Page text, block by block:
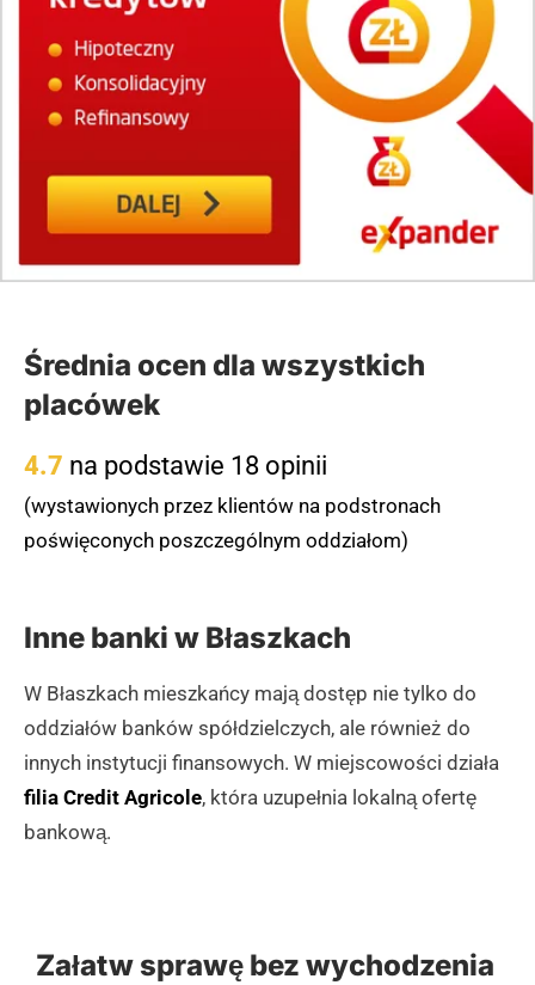
Średnia ocen dla wszystkich
placówek
4.7 na podstawie 18 opinii
(wystawionych przez klientów na podstronach
poświęconych poszczególnym oddziałom)
Inne banki w Błaszkach
W Błaszkach mieszkańcy mają dostęp nie tylko do
oddziałów banków spółdzielczych, ale również do
innych instytucji finansowych. W miejscowości działa
filia Credit Agricole, która uzupełnia lokalną ofertę
bankową.
Załatw sprawę bez wychodzenia